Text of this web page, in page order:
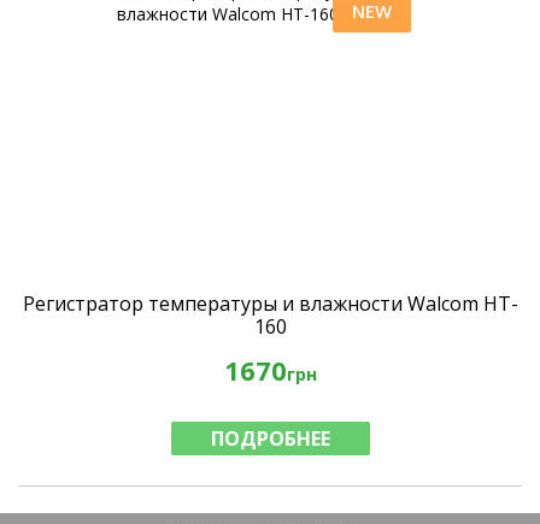
NEW
Регистратор температуры и влажности Walcom HT-
160
1670грн
ПОДРОБНЕЕ